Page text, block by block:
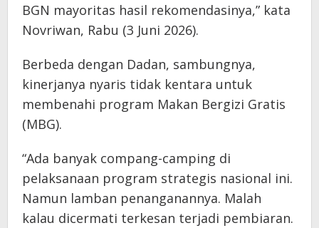
BGN mayoritas hasil rekomendasinya,” kata
Novriwan, Rabu (3 Juni 2026).
Berbeda dengan Dadan, sambungnya,
kinerjanya nyaris tidak kentara untuk
membenahi program Makan Bergizi Gratis
(MBG).
“Ada banyak compang-camping di
pelaksanaan program strategis nasional ini.
Namun lamban penanganannya. Malah
kalau dicermati terkesan terjadi pembiaran.